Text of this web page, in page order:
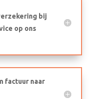
bij
op ons
factuur naar